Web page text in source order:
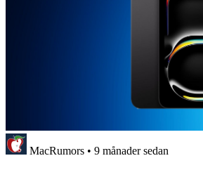
MacRumors • 9 månader sedan